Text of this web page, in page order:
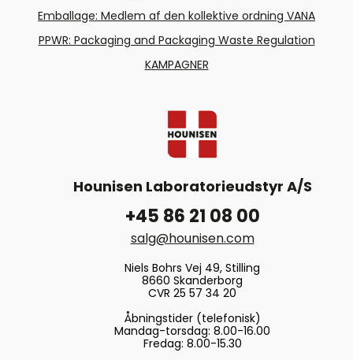
Emballage: Medlem af den kollektive ordning VANA
PPWR: Packaging and Packaging Waste Regulation
KAMPAGNER
Hounisen Laboratorieudstyr A/S
+45 86 21 08 00
salg@hounisen.com
Niels Bohrs Vej 49, Stilling
8660 Skanderborg
CVR 25 57 34 20
Åbningstider (telefonisk)
Mandag-torsdag: 8.00-16.00
Fredag: 8.00-15.30